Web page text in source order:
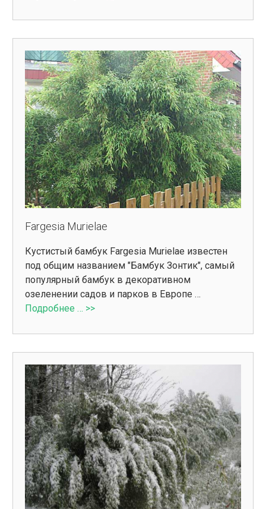
Fargesia Murielae
Кустистый бамбук Fargesia Murielae известен
под общим названием "Бамбук Зонтик", самый
популярный бамбук в декоративном
озеленении садов и парков в Европе …
Подробнее … >>